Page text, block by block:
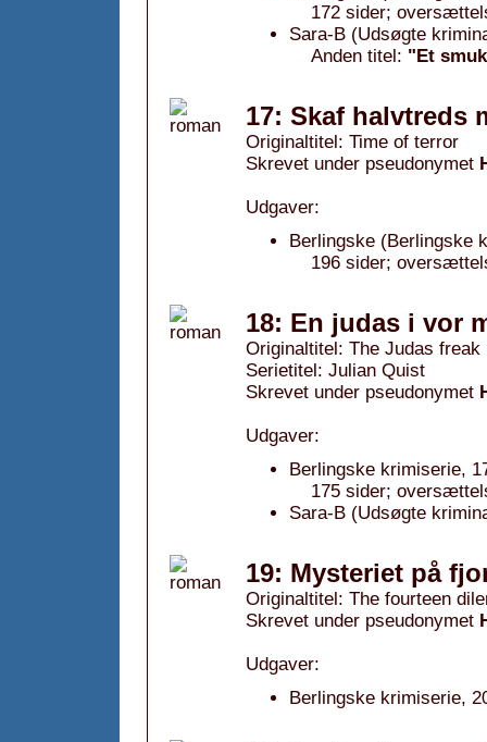
172 sider;
Sara-B (Udsøgte
Anden titel: "Et
17: Skaf halvtreds
Originaltitel: Time of terror
Skrevet under pseudonymet
Udgaver:
Berlingske (Berlingske
196 sider;
18: En judas i vor
Originaltitel: The Judas freak
Serietitel: Julian Quist
Skrevet under pseudonymet
Udgaver:
Berlingske krimiserie,
175 sider;
Sara-B (Udsøgte
19: Mysteriet på
Originaltitel: The fourteen
Skrevet under pseudonymet
Udgaver:
Berlingske krimiserie,